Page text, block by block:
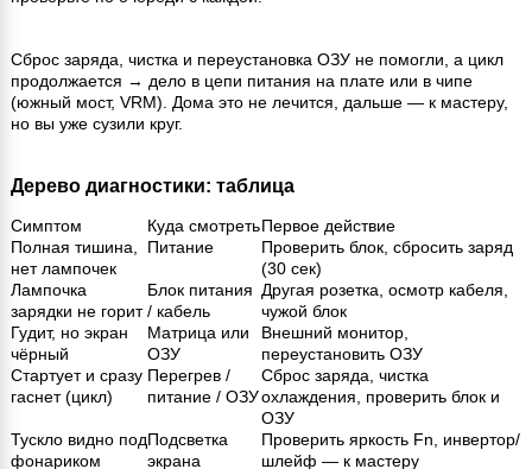
Сброс заряда, чистка и переустановка ОЗУ не помогли, а цикл
продолжается → дело в цепи питания на плате или в чипе
(южный мост, VRM). Дома это не лечится, дальше — к мастеру,
но вы уже сузили круг.
Дерево диагностики: таблица
Симптом Куда смотретьПервое действие
Полная тишина,
нет лампочек
Питание
Проверить блок, сбросить заряд
(30 сек)
Лампочка
зарядки не горит
Блок питания
/ кабель
Другая розетка, осмотр кабеля,
чужой блок
Гудит, но экран
чёрный
Матрица или
ОЗУ
Внешний монитор,
переустановить ОЗУ
Стартует и сразу
гаснет (цикл)
Перегрев /
питание / ОЗУ
Сброс заряда, чистка
охлаждения, проверить блок и
ОЗУ
Тускло видно под
фонариком
Подсветка
экрана
Проверить яркость Fn, инвертор/
шлейф — к мастеру